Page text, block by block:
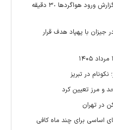
واکنش سازمان هواپیمایی درباره گزارش ورود هواگرد‌ها ٣٠ دقیقه
جیزان با پهپاد هدف قرار
در تبریز
حد و مرز تعیین کرد
در تهران
اساسی برای چند ماه کافی